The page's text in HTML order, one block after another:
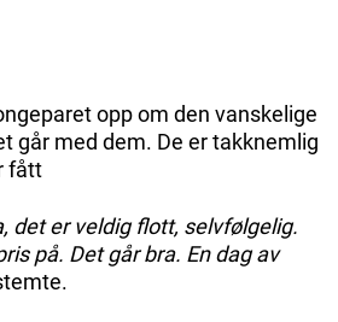
opp om den vanskelige
går med dem. De er takknemlig
fått
det er veldig flott, selvfølgelig.
på. Det går bra. En dag av